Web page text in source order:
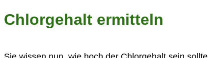
Chlorgehalt ermitteln